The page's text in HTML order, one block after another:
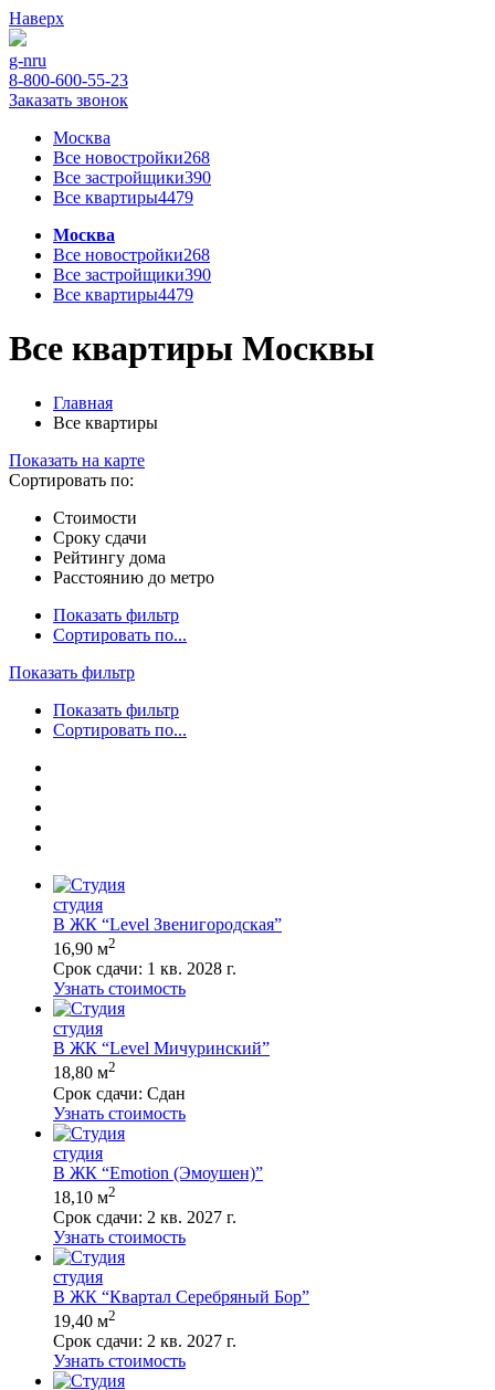
Наверх
g-nru
8-800-600-55-23
Заказать звонок
Москва
Все новостройки268
Все застройщики390
Все квартиры4479
Москва
Все новостройки268
Все застройщики390
Все квартиры4479
Все квартиры Москвы
Главная
Все квартиры
Показать на карте
Сортировать по:
Стоимости
Сроку сдачи
Рейтингу дома
Расстоянию до метро
Показать фильтр
Сортировать по...
Показать фильтр
Показать фильтр
Сортировать по...
студия
В ЖК “Level Звенигородская”
16,90 м2
Срок сдачи: 1 кв. 2028 г.
Узнать стоимость
студия
В ЖК “Level Мичуринский”
18,80 м2
Срок сдачи: Сдан
Узнать стоимость
студия
В ЖК “Emotion (Эмоушен)”
18,10 м2
Срок сдачи: 2 кв. 2027 г.
Узнать стоимость
студия
В ЖК “Квартал Серебряный Бор”
19,40 м2
Срок сдачи: 2 кв. 2027 г.
Узнать стоимость